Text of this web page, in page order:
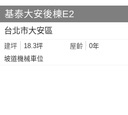
基泰大安後棟E2
台北市大安區
建坪 18.3坪 屋齡 0年
坡道機械車位